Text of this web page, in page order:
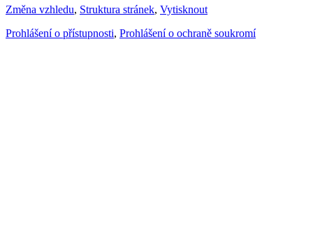
Změna vzhledu, Struktura stránek, Vytisknout
Prohlášení o přístupnosti, Prohlášení o ochraně soukromí